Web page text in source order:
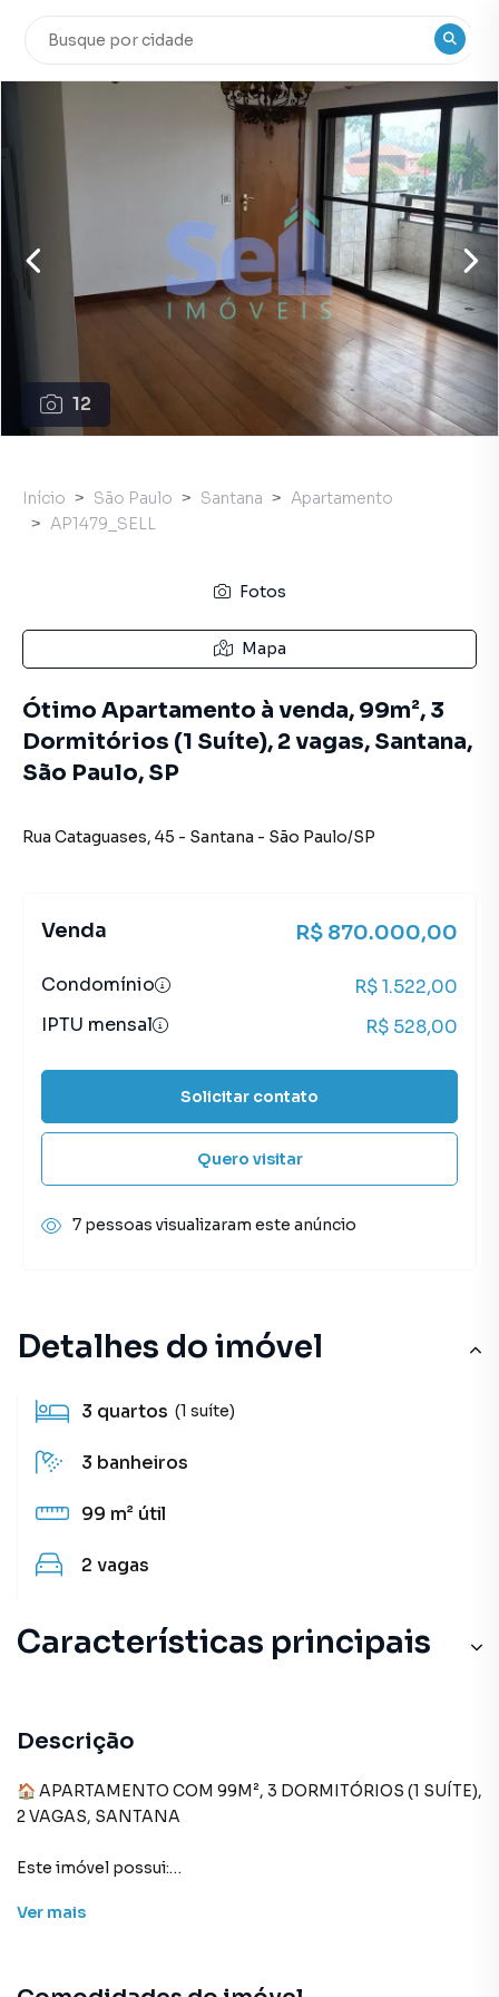
12
Detalhes do imóvel
3 quartos (1 suíte)
3 banheiros
99 m² útil
2 vagas
Características principais
Portão Eletrônico
Portaria 24h
Descrição
🏠 APARTAMENTO COM 99M², 3 DORMITÓRIOS (1 SUÍTE),
2 VAGAS, SANTANA
Este imóvel possui:
- Boa Sala para 2 ambientes com Varanda (vista livre).
Ver mais
Início São Paulo Santana
Apartamento
AP1479_SELL
Fotos
Mapa
Ótimo Apartamento à venda, 99m², 3
Dormitórios (1 Suíte), 2 vagas, Santana,
São Paulo, SP
Rua Cataguases, 45 - Santana - São Paulo/SP
Venda R$ 870.000,00
Condomínio
R$ 1.522,00
IPTU mensal
R$ 528,00
Solicitar contato
Quero visitar
7 pessoas visualizaram este anúncio